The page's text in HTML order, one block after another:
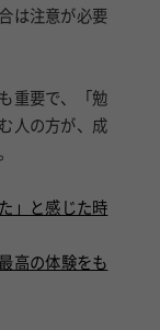
は注意が必要
重要で、「勉
人の方が、成
」と感じた時
高の体験をも